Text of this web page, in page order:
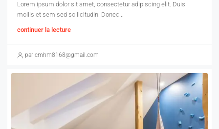
Lorem ipsum dolor sit amet, consectetur adipiscing elit. Duis
mollis et sem sed sollicitudin. Donec...
continuer la lecture
par cmhm8168@gmail.com